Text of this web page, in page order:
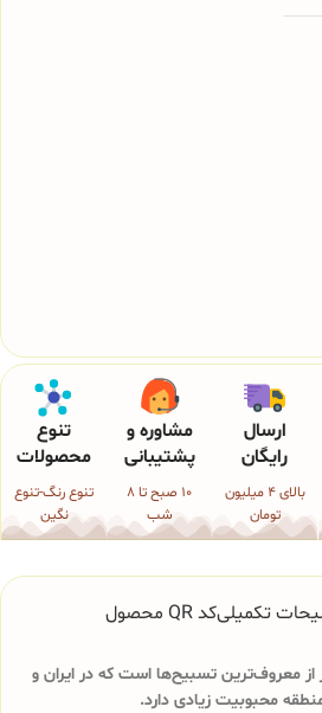
ارسال
رایگان
بالای 4 میلیون
تومان
مشاوره و
پشتیبانی
10 صبح تا 8
شب
تنوع
محصولات
تنوع رنگ-تنوع
نگین
تکمیلیکد QR محصول
معروف‌ترین تسبیح‌ها است که در ایران و
محبوبیت زیادی دارد.